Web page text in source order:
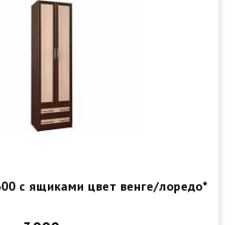
c ящиками цвет венге/лоредо*